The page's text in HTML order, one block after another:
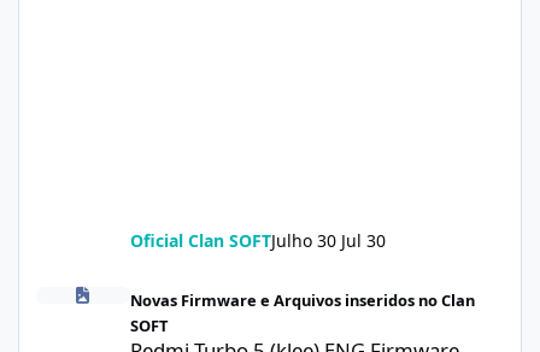
Oficial Clan SOFTJulho 30 Jul 30
Redmi Turbo 5 (klee) ENG Firmware Engineering Rom
Novas Firmware e Arquivos inseridos no Clan
SOFT